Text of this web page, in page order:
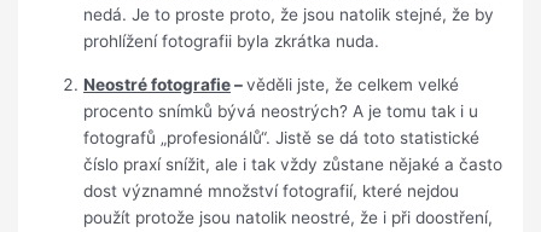
nedá. Je to proste proto, že jsou natolik stejné, že by
prohlížení fotografii byla zkrátka nuda.
Neostré fotografie–věděli jste, že celkem velké
procento snímků bývá neostrých? A je tomu tak i u
fotografů „profesionálů“. Jistě se dá toto statistické
číslo praxí snížit, ale i tak vždy zůstane nějaké a často
dost významné množství fotografií, které nejdou
použít protože jsou natolik neostré, že i při doostření,